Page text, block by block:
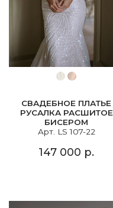
СВАДЕБНОЕ ПЛАТЬЕ
РУСАЛКА РАСШИТОЕ
БИСЕРОМ
Арт. LS 107-22
147 000 р.